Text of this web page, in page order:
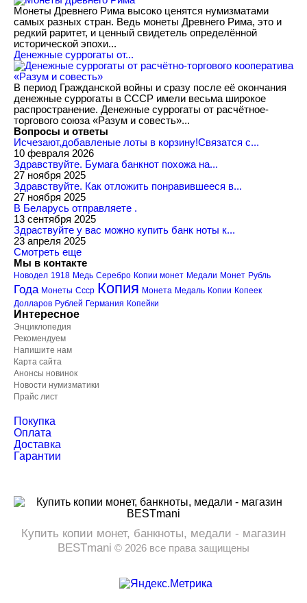
Монеты Древнего Рима высоко ценятся нумизматами
самых разных стран. Ведь монеты Древнего Рима, это и
редкий раритет, и ценный свидетель определённой
исторической эпохи...
Денежные суррогаты от...
В период Гражданской войны и сразу после её окончания
денежные суррогаты в СССР имели весьма широкое
распространение. Денежные суррогаты от расчётное-
торгового союза «Разум и совесть»...
Вопросы и ответы
Исчезают,добавленые лоты в корзину!Связатся с...
10 февраля 2026
Здравствуйте. Бумага банкнот похожа на...
27 ноября 2025
Здравствуйте. Как отложить понравившееся в...
27 ноября 2025
В Беларусь отправляете .
13 сентября 2025
Здраствуйте у вас можно купить банк ноты к...
23 апреля 2025
Смотреть еще
Мы в контакте
Новодел 1918 Медь Серебро Копии монет Медали Монет Рубль
Года Монеты Ссср Копия Монета Медаль Копии Копеек
Долларов Рублей Германия Копейки
Интересное
Энциклопедия
Рекомендуем
Напишите нам
Карта сайта
Анонсы новинок
Новости нумизматики
Прайс лист
Покупка
Оплата
Доставка
Гарантии
Купить копии монет, банкноты, медали - магазин
BESTmani © 2026 все права защищены